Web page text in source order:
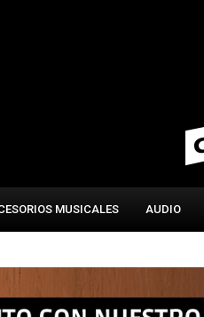
MUSICALES AUDIO